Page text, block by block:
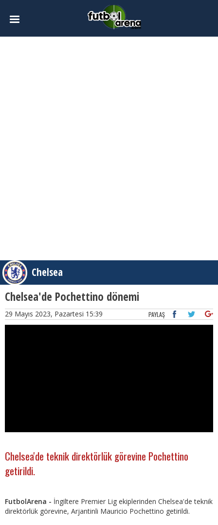
Chelsea
Chelsea'de Pochettino dönemi
29 Mayıs 2023, Pazartesi 15:39 PAYLAŞ
Chelsea'de teknik direktörlük görevine Pochettino
getirildi.
FutbolArena - İngiltere Premier Lig ekiplerinden Chelsea'de teknik
direktörlük görevine, Arjantinli Mauricio Pochettino getirildi.